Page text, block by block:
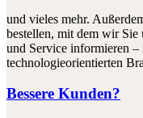
und vieles mehr.
bestellen, mit dem wir
und Service informieren
technologieorientierten
Bessere Kunden?